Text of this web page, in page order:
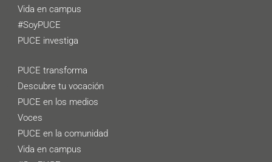
Vida en campus
#SoyPUCE
PUCE investiga
PUCE transforma
Descubre tu vocación
PUCE en los medios
Voces
PUCE en la comunidad
Vida en campus